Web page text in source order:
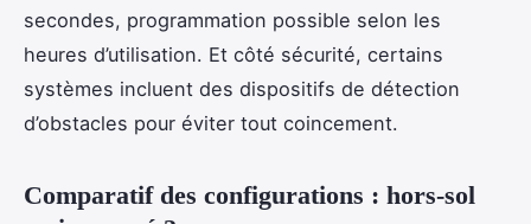
secondes, programmation possible selon les
heures d’utilisation. Et côté sécurité, certains
systèmes incluent des dispositifs de détection
d’obstacles pour éviter tout coincement.
Comparatif des configurations : hors-sol